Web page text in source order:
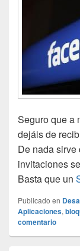
Seguro que a
dejáis de
De nada
invitaciones
Basta que un
Publicado en
Aplicaciones,
comentario